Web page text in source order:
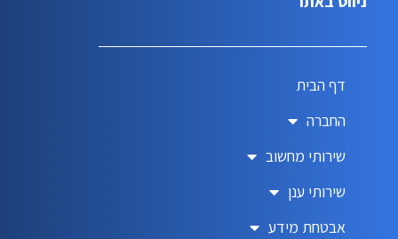
דף הבית
החברה
שירותי מחשוב
שירותי ענן
אבטחת מידע